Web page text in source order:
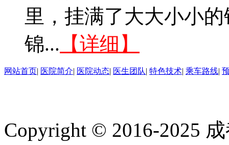
里，挂满了大大小小
锦... 【详细】
网站首页| 医院简介| 医院动态| 医生团队| 特色技术| 乘车路线|
Copyright © 2016-2025